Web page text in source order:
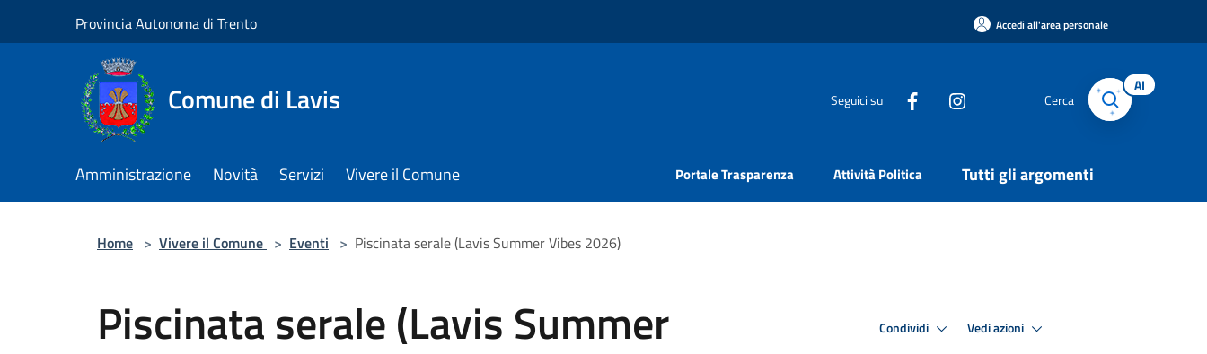
Provincia Autonoma di Trento Accedi all'area personale
Comune di Lavis Seguici su Cerca
AI
Amministrazione Novità Servizi Vivere il Comune Portale Trasparenza Attività Politica Tutti gli argomenti
Home > Vivere il Comune > Eventi > Piscinata serale (Lavis Summer Vibes 2026)
Piscinata serale (Lavis Summer Condividi Vedi azioni